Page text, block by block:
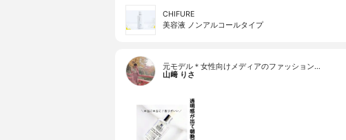
CHIFURE
美容液 ノンアルコールタイプ
元モデル＊女性向けメディアのファッション…
山﨑 りさ